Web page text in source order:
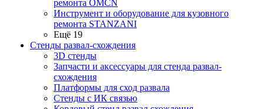
ремонта OMCN
Инструмент и оборудование для кузовного
ремонта STANZANI
Ещё 19
Стенды развал-схождения
3D стенды
Запчасти и аксессуары для стенда развал-
схождения
Платформы для сход развала
Стенды с ИК связью